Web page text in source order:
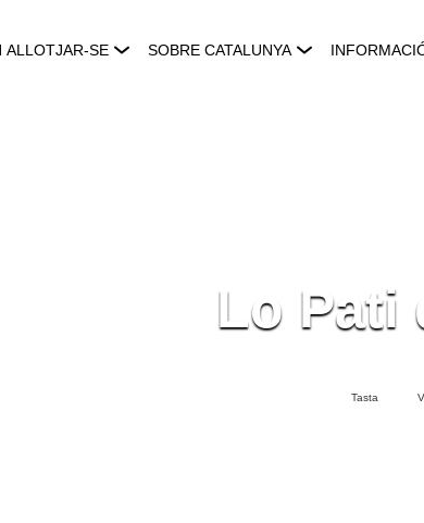
ALLOTJAR-SE SOBRE CATALUNYA
Lo Pati
Tasta